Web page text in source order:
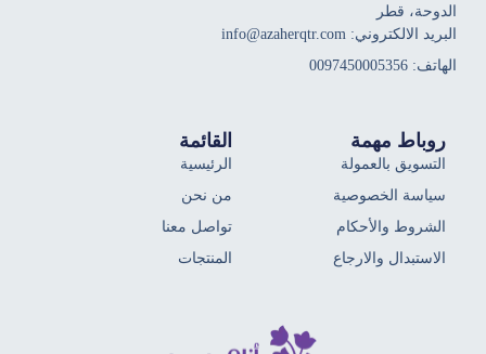
روباط مهمة
التسويق بالعمولة
سياسة الخصوصية
الشروط والأحكام
الاستبدال والارجاع
القائمة
الرئيسية
من نحن
تواصل معنا
المنتجات
الدوحة، قطر
البريد الالكتروني: info@azaherqtr.com
الهاتف: 0097450005356